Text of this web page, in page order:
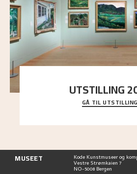
UTSTILLING
En komplett oversikt over
utstillinger, fra debuten i 1900
GÅ TIL UTSTILLING
MUSEET Kode Kunstmuseer og
Vestre Strømkaien 7
NO-5008 Bergen